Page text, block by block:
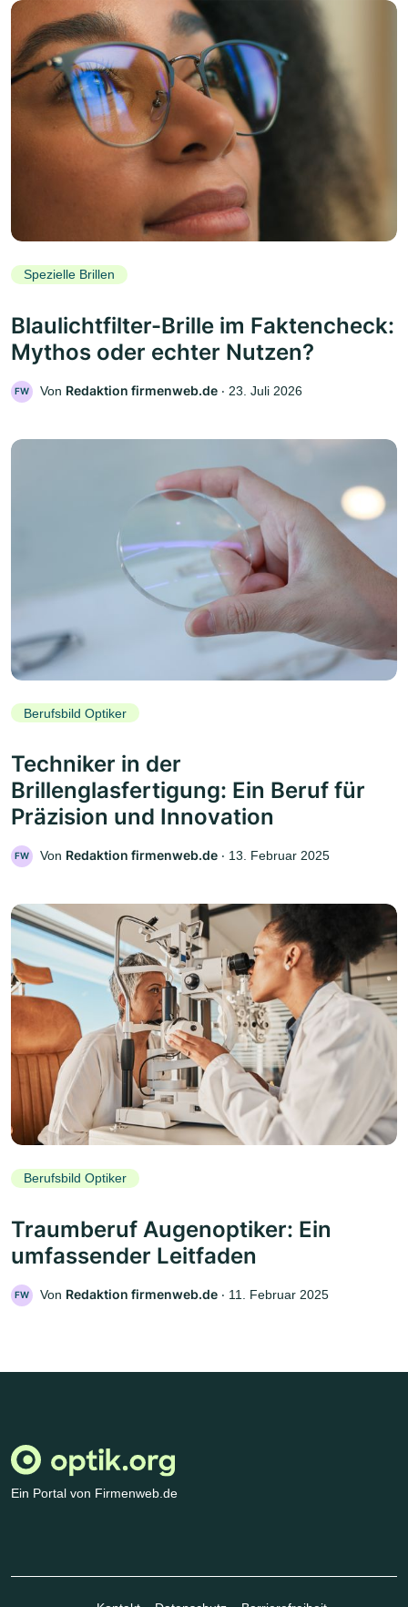
Spezielle Brillen
Blaulichtfilter-Brille im Faktencheck:
Mythos oder echter Nutzen?
FW Von Redaktion firmenweb.de ‧ 23. Juli 2026
Berufsbild Optiker
Techniker in der
Brillenglasfertigung: Ein Beruf für
Präzision und Innovation
FW Von Redaktion firmenweb.de ‧ 13. Februar 2025
Berufsbild Optiker
Traumberuf Augenoptiker: Ein
umfassender Leitfaden
FW Von Redaktion firmenweb.de ‧ 11. Februar 2025
Ein Portal von Firmenweb.de